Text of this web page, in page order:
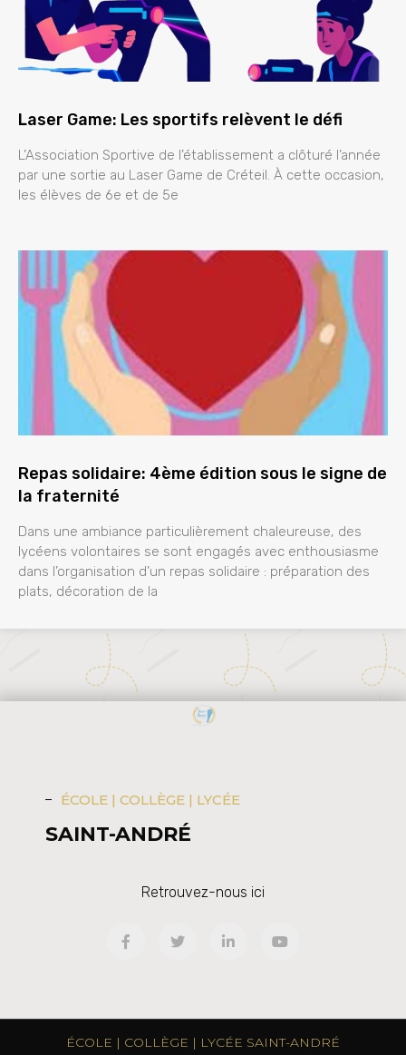
Laser Game: Les sportifs relèvent le défi
L’Association Sportive de l’établissement a clôturé l’année
par une sortie au Laser Game de Créteil. À cette occasion,
les élèves de 6e et de 5e
Repas solidaire: 4ème édition sous le signe de
la fraternité
Dans une ambiance particulièrement chaleureuse, des
lycéens volontaires se sont engagés avec enthousiasme
dans l’organisation d’un repas solidaire : préparation des
plats, décoration de la
ÉCOLE | COLLÈGE | LYCÉE
SAINT-ANDRÉ
Retrouvez-nous ici
ÉCOLE | COLLÈGE | LYCÉE SAINT-ANDRÉ